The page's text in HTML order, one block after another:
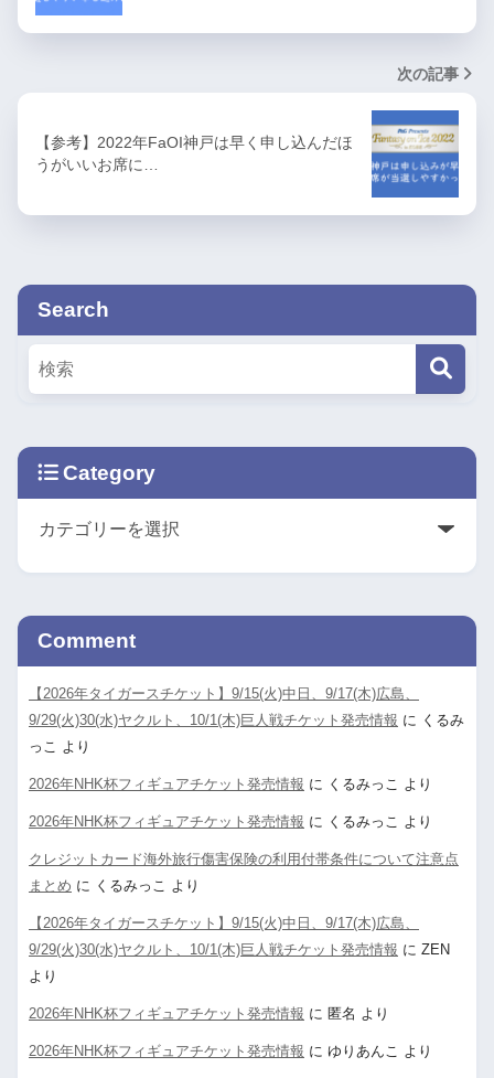
次の記事
【参考】2022年FaOI神戸は早く申し込んだほ
うがいいお席に…
Search
Category
Comment
【2026年タイガースチケット】9/15(火)中日、9/17(木)広島、
9/29(火)30(水)ヤクルト、10/1(木)巨人戦チケット発売情報 に くるみ
っこ より
2026年NHK杯フィギュアチケット発売情報 に くるみっこ より
2026年NHK杯フィギュアチケット発売情報 に くるみっこ より
クレジットカード海外旅行傷害保険の利用付帯条件について注意点
まとめ に くるみっこ より
【2026年タイガースチケット】9/15(火)中日、9/17(木)広島、
9/29(火)30(水)ヤクルト、10/1(木)巨人戦チケット発売情報 に ZEN
より
2026年NHK杯フィギュアチケット発売情報 に 匿名 より
2026年NHK杯フィギュアチケット発売情報 に ゆりあんこ より